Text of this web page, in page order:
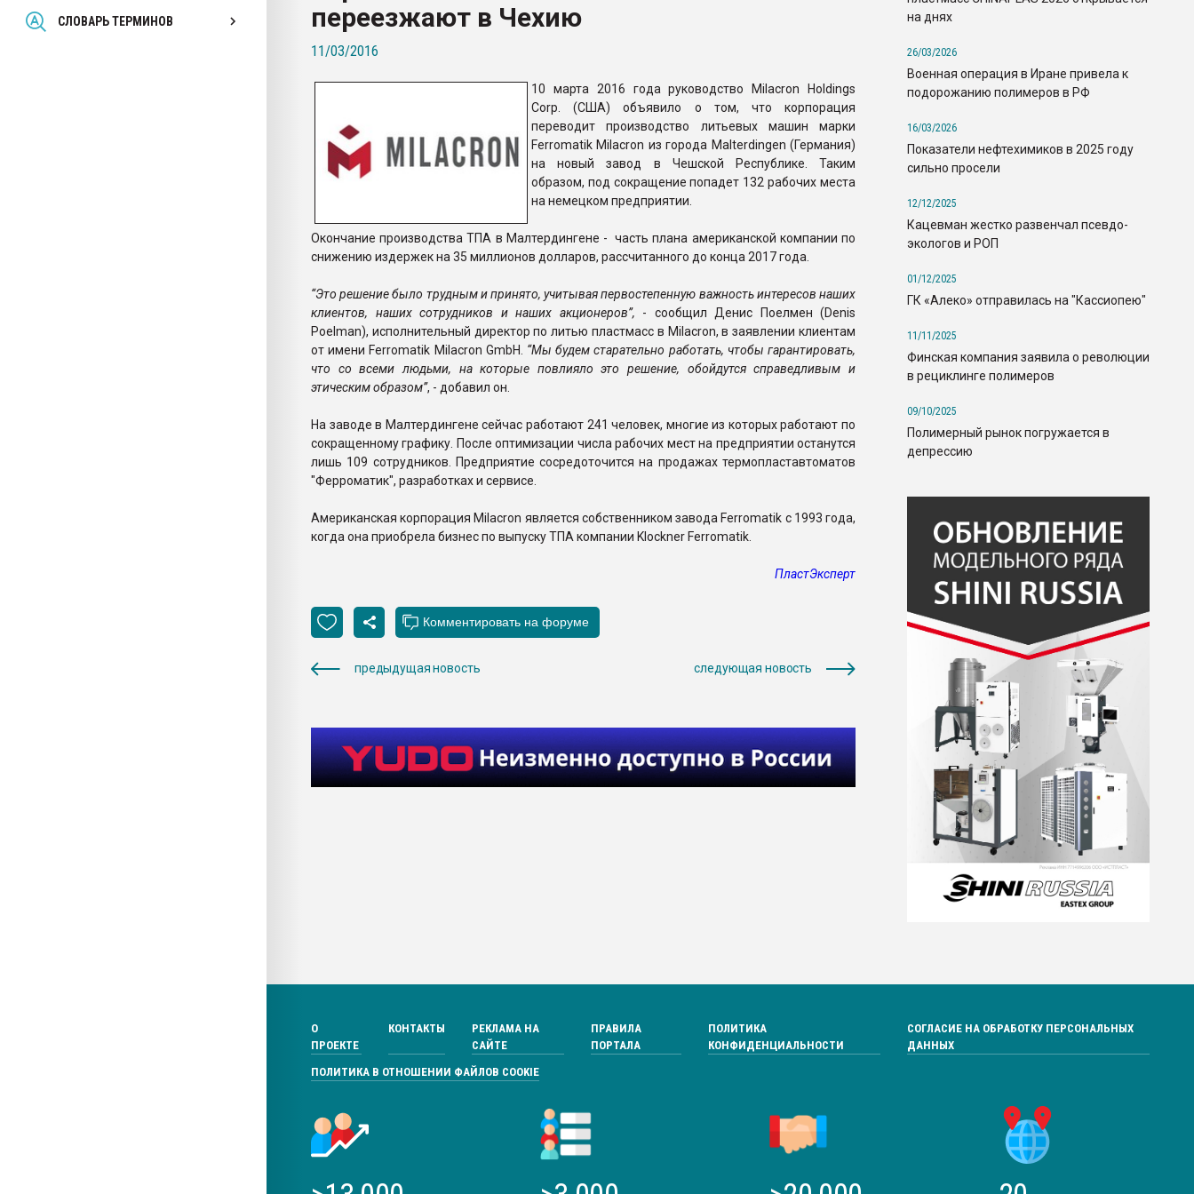
СЛОВАРЬ ТЕРМИНОВ
Всё, что касается выдува ПЭТ
бутылок
ПЕРЕЙТИ НА ФОРУМ
переезжают в Чехию
11/03/2016
10 марта 2016 года руководство Milacron Holdings
Corp. (США) объявило о том, что корпорация
переводит производство литьевых машин марки
Ferromatik Milacron из города Malterdingen (Германия)
на новый завод в Чешской Республике. Таким
образом, под сокращение попадет 132 рабочих места
на немецком предприятии.
Окончание производства ТПА в Малтердингене - часть плана американской компании по
снижению издержек на 35 миллионов долларов, рассчитанного до конца 2017 года.
“Это решение было трудным и принято, учитывая первостепенную важность интересов наших
клиентов, наших сотрудников и наших акционеров”, - сообщил Денис Поелмен (Denis
Poelman), исполнительный директор по литью пластмасс в Milacron, в заявлении клиентам
от имени Ferromatik Milacron GmbH. “Мы будемстарательно работать, чтобы гарантировать,
что со всеми людьми, на которые повлияло это решение, обойдутся справедливым и
этическим образом”, - добавил он.
На заводе в Малтердингене сейчас работают 241 человек, многие из которых работают по
сокращенному графику. После оптимизации числа рабочих мест на предприятии останутся
лишь 109 сотрудников. Предприятие сосредоточится на продажах термопластавтоматов
"Ферроматик", разработках и сервисе.
Американская корпорация Milacron является собственником завода Ferromatik с 1993 года,
когда она приобрела бизнес по выпуску ТПА компании Klockner Ferromatik.
ПластЭксперт
предыдущая новость следующая новость
на днях
26/03/2026
Военная операция в Иране привела к
подорожанию полимеров в РФ
16/03/2026
Показатели нефтехимиков в 2025 году
сильно просели
12/12/2025
Кацевман жестко развенчал псевдо-
экологов и РОП
01/12/2025
ГК «Алеко» отправилась на "Кассиопею"
11/11/2025
Финская компания заявила о революции
в рециклинге полимеров
09/10/2025
Полимерный рынок погружается в
депрессию
О
ПРОЕКТЕ
КОНТАКТЫ
РЕКЛАМА НА
САЙТЕ
ПРАВИЛА
ПОРТАЛА
ПОЛИТИКА
КОНФИДЕНЦИАЛЬНОСТИ
СОГЛАСИЕ НА ОБРАБОТКУ ПЕРСОНАЛЬНЫХ
ДАННЫХ
ПОЛИТИКА В ОТНОШЕНИИ ФАЙЛОВ COOKIE